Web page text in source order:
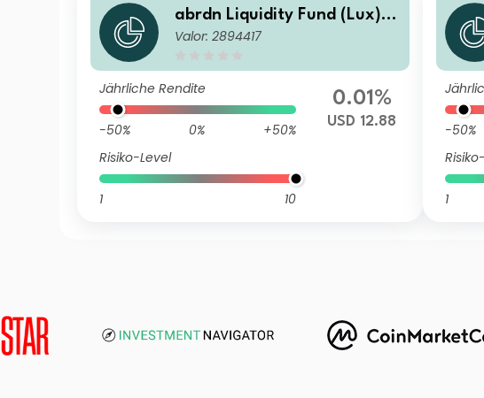
abrdn Liquidity Fund (Lux) -
US Dollar Fund K-2 Acc USD
Valor: 2894417
Jährliche Rendite
-50% 0%
+50%
Risiko-Level
1 10
0.01%
USD 12.88 -50%
1